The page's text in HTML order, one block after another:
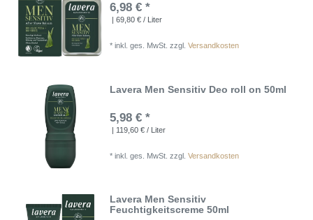
6,98 € *
| 69,80 € / Liter
*inkl. ges. MwSt. zzgl.Versandkosten
Lavera Men Sensitiv Deo roll on 50ml
5,98 € *
| 119,60 € / Liter
*inkl. ges. MwSt. zzgl.Versandkosten
Lavera Men Sensitiv
Feuchtigkeitscreme 50ml